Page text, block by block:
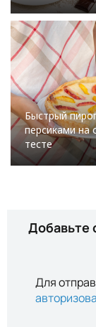
Быстрый
персиками на
тесте
Добавьте
Для